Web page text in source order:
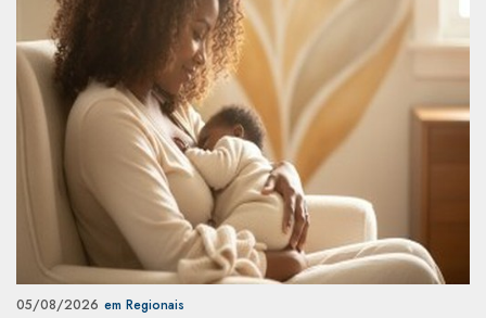
05/08/2026 em Regionais